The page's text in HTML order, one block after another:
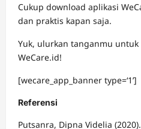
Cukup download aplikasi
dan praktis kapan saja.
Yuk, ulurkan tanganmu
WeCare.id!
[wecare_app_banner type=‘1’]
Referensi
Putsanra, Dipna Videlia